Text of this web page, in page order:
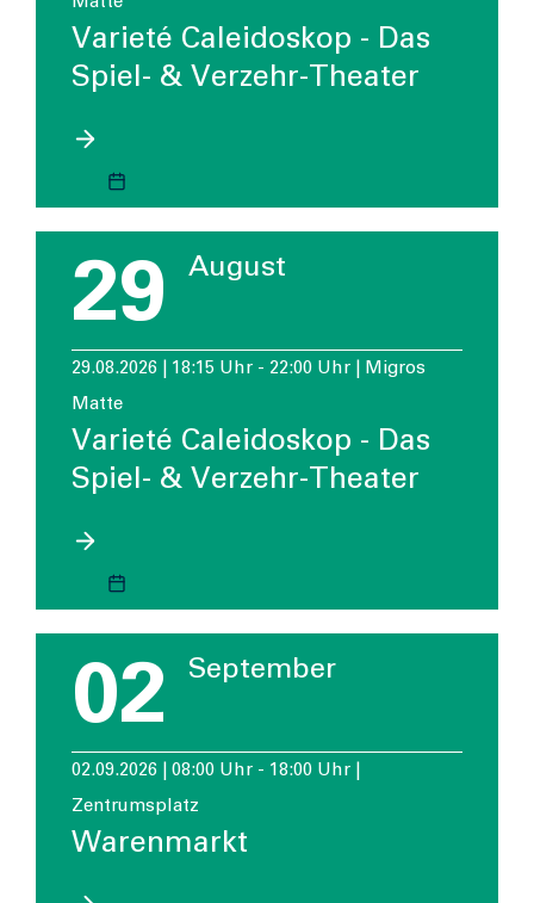
Varieté Caleidoskop - Das
Spiel- & Verzehr-Theater
29 August
29.08.2026 | 18:15 Uhr - 22:00 Uhr | Migros
Matte
Varieté Caleidoskop - Das
Spiel- & Verzehr-Theater
02 September
02.09.2026 | 08:00 Uhr - 18:00 Uhr |
Zentrumsplatz
Warenmarkt